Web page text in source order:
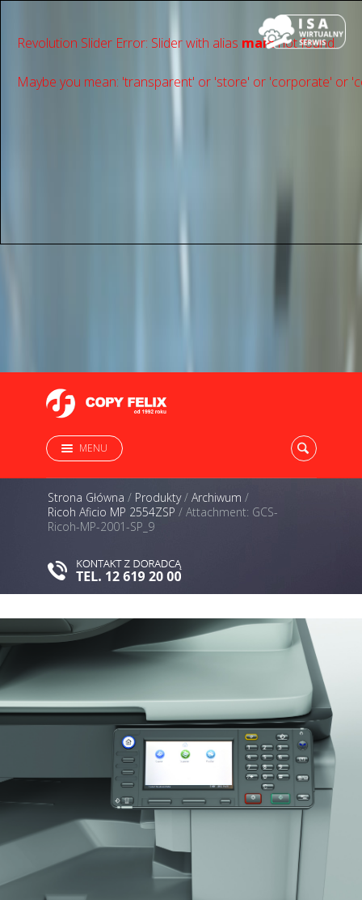
Revolution Slider Error: Slider with alias mainnot found.
Maybe you mean: 'transparent' or 'store' or 'сorporate' or
MENU
Strona Główna / Produkty/ Archiwum /
Ricoh Aficio MP 2554ZSP / Attachment: GCS-
Ricoh-MP-2001-SP_9